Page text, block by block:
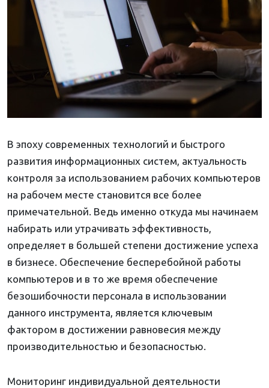
В эпоху современных технологий и быстрого
развития информационных систем, актуальность
контроля за использованием рабочих компьютеров
на рабочем месте становится все более
примечательной. Ведь именно откуда мы начинаем
набирать или утрачивать эффективность,
определяет в большей степени достижение успеха
в бизнесе. Обеспечение бесперебойной работы
компьютеров и в то же время обеспечение
безошибочности персонала в использовании
данного инструмента, является ключевым
фактором в достижении равновесия между
производительностью и безопасностью.
Мониторинг индивидуальной деятельности